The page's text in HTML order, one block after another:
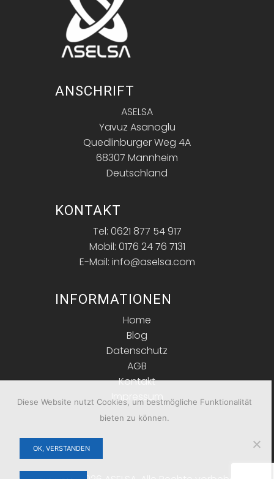
ANSCHRIFT
ASELSA
Yavuz Asanoglu
Quedlinburger Weg 4A
68307 Mannheim
Deutschland
KONTAKT
Tel: 0621 877 54 917
Mobil: 0176 24 76 7131
E-Mail: info@aselsa.com
INFORMATIONEN
Home
Blog
Datenschutz
AGB
Kontakt
Impressum
Diese Website nutzt Cookies, um bestmögliche Funktionalität
bieten zu können.
OK, VERSTANDEN